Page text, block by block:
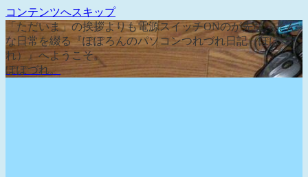
コンテンツへスキップ
「ただいま」の挨拶よりも電源スイッチONのが先な、そん
な日常を綴る『ぽぽろんのパソコンつれづれ日記（ぽぽづ
れ）』へようこそ。
ぽぽづれ。